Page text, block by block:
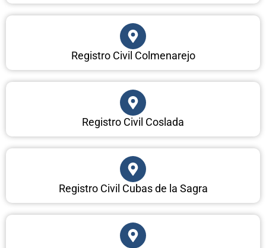
Registro Civil Colmenarejo
Registro Civil Coslada
Registro Civil Cubas de la Sagra